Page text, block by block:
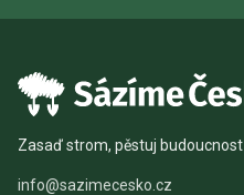
Zasaď strom, pěstuj budoucnost
info@sazimecesko.cz